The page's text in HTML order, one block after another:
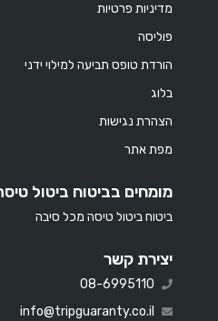
מדיניות פרטיות
פוליסה
הורדת טופס תביעה למילוי ידני
בלוג
הצהרת נגישות
מפת אתר
מומחים בביטוח ביטול
ביטוח ביטול טיסה מכל סיבה
יצירת קשר
08-6995110
info@tripguaranty.co.il